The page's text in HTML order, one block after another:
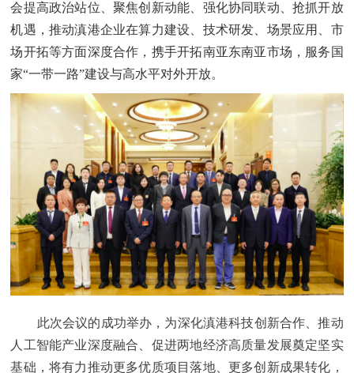
会提高政治站位、聚焦创新动能、强化协同联动、抢抓开放
机遇，推动滇港企业在算力建设、技术研发、场景应用、市
场开拓等方面深度合作，携手开拓南亚东南亚市场，服务国
家“一带一路”建设与高水平对外开放。
此次会议的成功举办，为深化滇港科技创新合作、推动
人工智能产业深度融合、促进两地经济高质量发展奠定坚实
基础，将有力推动更多优质项目落地、更多创新成果转化，